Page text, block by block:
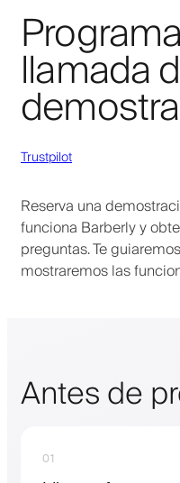
llamada
Trustpilot
Reserva una
funciona Barberly y
preguntas. Te
mostraremos las
Antes de
01